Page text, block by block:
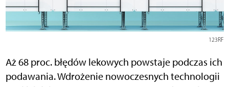
123RF
Aż 68 proc. błędów lekowych powstaje podczas ich
podawania. Wdrożenie nowoczesnych technologii